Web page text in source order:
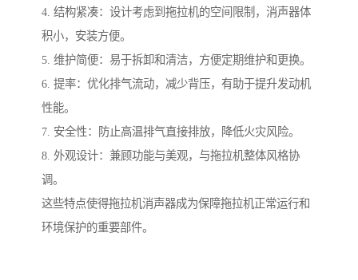
4. 结构紧凑：设计考虑到拖拉机的空间限制，消声器体
积小，安装方便。
5. 维护简便：易于拆卸和清洁，方便定期维护和更换。
6. 提率：优化排气流动，减少背压，有助于提升发动机
性能。
7. 安全性：防止高温排气直接排放，降低火灾风险。
8. 外观设计：兼顾功能与美观，与拖拉机整体风格协
调。
这些特点使得拖拉机消声器成为保障拖拉机正常运行和
环境保护的重要部件。